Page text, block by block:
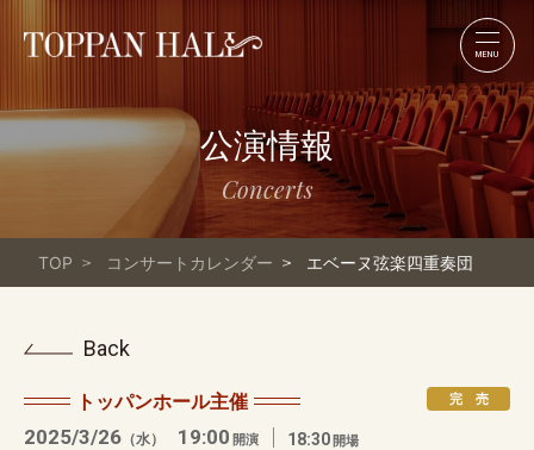
MENU
公演情報
Concerts
TOP コンサートカレンダー エベーヌ弦楽四重奏団
Back
トッパンホール主催 完 売
2025/3/26 （水） 19:00 開演 18:30 開場